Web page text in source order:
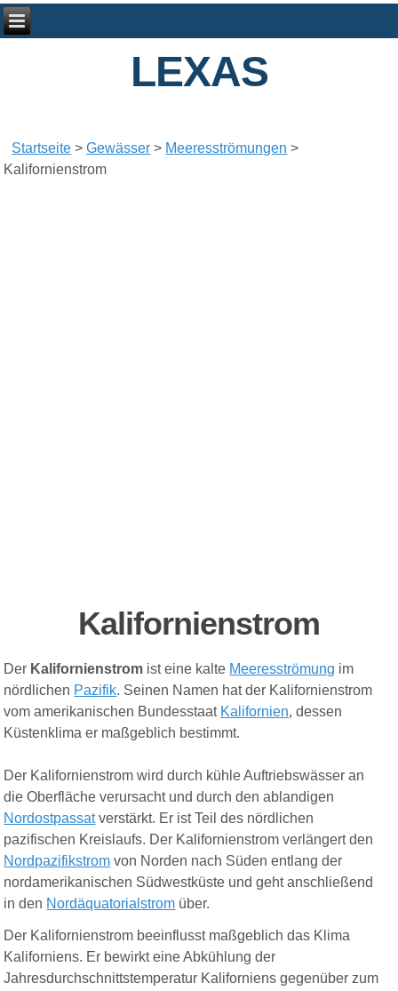
LEXAS
Startseite >Gewässer > Meeresströmungen >
Kalifornienstrom
Kalifornienstrom
Der Kalifornienstrom ist eine kalte Meeresströmung im
nördlichen Pazifik. Seinen Namen hat der Kalifornienstrom
vom amerikanischen Bundesstaat Kalifornien, dessen
Küstenklima er maßgeblich bestimmt.
Der Kalifornienstrom wird durch kühle Auftriebswässer an
die Oberfläche verursacht und durch den ablandigen
Nordostpassatverstärkt. Er ist Teil des nördlichen
pazifischen Kreislaufs. Der Kalifornienstrom verlängert den
Nordpazifikstrom von Norden nach Süden entlang der
nordamerikanischen Südwestküste und geht anschließend
in den Nordäquatorialstrom über.
Der Kalifornienstrom beeinflusst maßgeblich das Klima
Kaliforniens. Er bewirkt eine Abkühlung der
Jahresdurchschnittstemperatur Kaliforniens gegenüber zum